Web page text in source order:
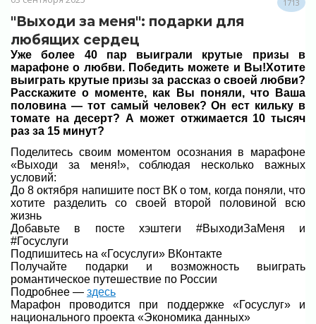
1713
"Выходи за меня": подарки для
любящих сердец
Уже более 40 пар выиграли крутые призы в
марафоне о любви. Победить можете и Вы!Хотите
выиграть крутые призы за рассказ о своей любви?
Расскажите о моменте, как Вы поняли, что Ваша
половина — тот самый человек? Он ест кильку в
томате на десерт? А может отжимается 10 тысяч
раз за 15 минут?
Поделитесь своим моментом осознания в марафоне
«Выходи за меня!», соблюдая несколько важных
условий:
До 8 октября напишите пост ВК о том, когда поняли, что
хотите разделить со своей второй половиной всю
жизнь
Добавьте в посте хэштеги #ВыходиЗаМеня и
#Госуслуги
Подпишитесь на «Госуслуги» ВКонтакте
Получайте подарки и возможность выиграть
романтическое путешествие по России
Подробнее — здесь
Марафон проводится при поддержке «Госуслуг» и
национального проекта «Экономика данных»